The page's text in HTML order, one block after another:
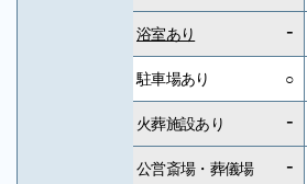
浴室あり -
駐車場あり ○
火葬施設あり -
公営斎場・葬儀場 -